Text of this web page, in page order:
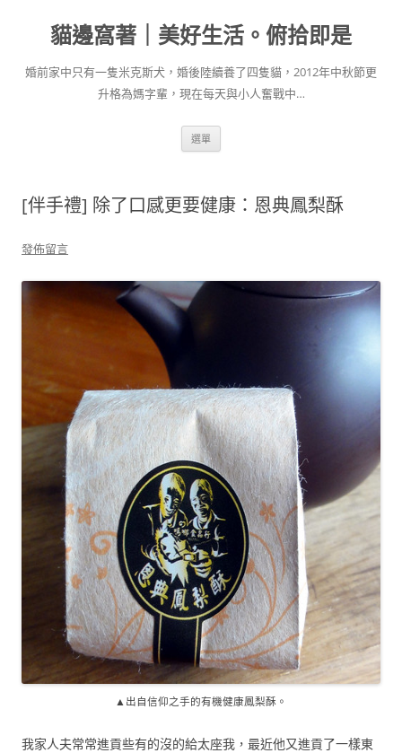
容
貓邊窩著｜美好生活。俯拾即是
婚前家中只有一隻米克斯犬，婚後陸續養了四隻貓，2012年中秋節更
升格為媽字輩，現在每天與小人奮戰中…
選單
[伴手禮] 除了口感更要健康：恩典鳳梨酥
發佈留言
▲出自信仰之手的有機健康鳳梨酥。
我家人夫常常進貢些有的沒的給太座我，最近他又進貢了一樣東